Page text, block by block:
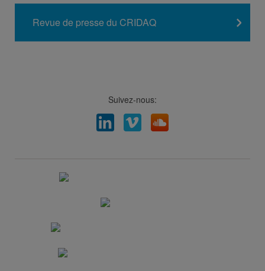
Revue de presse du CRIDAQ
Suivez-nous:
FacebookLinkedInViméo Soundcloud